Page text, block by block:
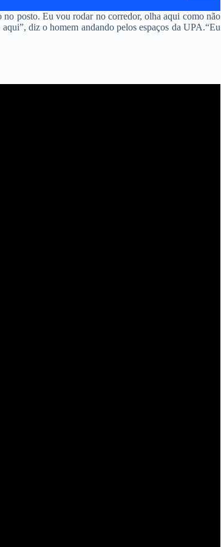
posto. Eu vou rodar no corredor, olha aqui como não
diz o homem andando pelos espaços da UPA.“Eu